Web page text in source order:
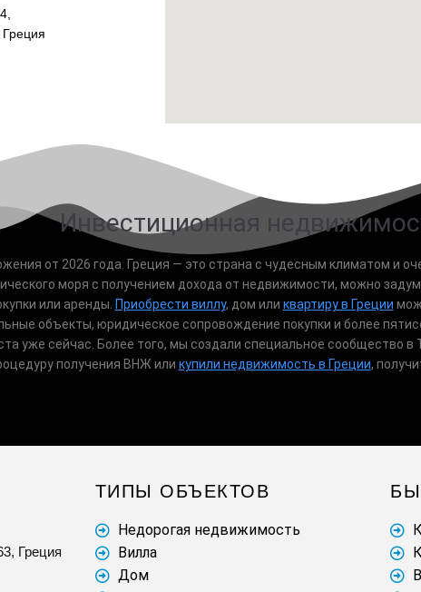
Инвестиционная
от 2026 года. Греция — это страна с чудесным климатом и
моря с получением дохода от недвижимости, можно
или аренды. Приобрести виллу, дом или квартиру в Греции
объекты, юридическое сопровождение покупки и более
уже сейчас. Более того, мы создали специальное сообщество
получения ВНЖ или купили недвижимость в Греции,
Греция
ТИПЫ ОБЪЕКТОВ
Недорогая недвижимость
Вилла
Дом